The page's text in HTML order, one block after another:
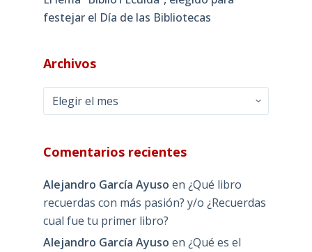
festejar el Día de las Bibliotecas
Archivos
Archivos
Comentarios recientes
Alejandro García Ayuso en ¿Qué libro
recuerdas con más pasión? y/o ¿Recuerdas
cual fue tu primer libro?
Alejandro García Ayuso en ¿Qué es el